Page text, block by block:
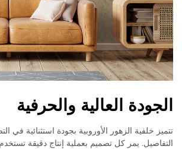
الجودة العالية والحرفية
تتميز خلفية الزهور الأوروبية بجودة استثنائية في
التفاصيل. يمر كل تصميم بعملية إنتاج دقيقة